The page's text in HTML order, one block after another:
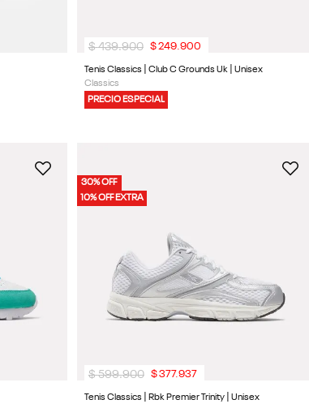
Tenis Classics | Club C Grounds Uk | Unisex
Classics
PRECIO ESPECIAL
$ 439.900 $249.900
30% OFF
10% OFF EXTRA
Tenis Classics | Rbk Premier Trinity | Unisex
$ 599.900 $377.937